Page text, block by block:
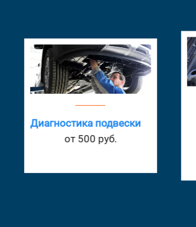
Диагностика подвески
от 500 руб.